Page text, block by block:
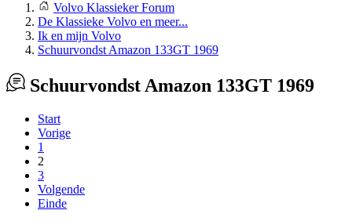
Volvo Klassieker Forum
De Klassieke Volvo en meer...
Ik en mijn Volvo
Schuurvondst Amazon 133GT 1969
Schuurvondst Amazon 133GT 1969
Start
Vorige
1
2
3
Volgende
Einde